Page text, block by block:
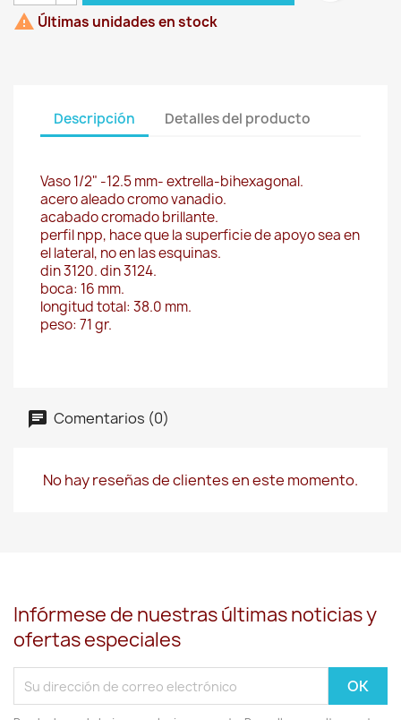
 Últimas unidades en stock
Descripción Detalles del producto
Vaso 1/2" -12.5 mm- extrella-bihexagonal.
acero aleado cromo vanadio.
acabado cromado brillante.
perfil npp, hace que la superficie de apoyo sea en
el lateral, no en las esquinas.
din 3120. din 3124.
boca: 16 mm.
longitud total: 38.0 mm.
peso: 71 gr.
Comentarios (0)
No hay reseñas de clientes en este momento.
Infórmese de nuestras últimas noticias y
ofertas especiales